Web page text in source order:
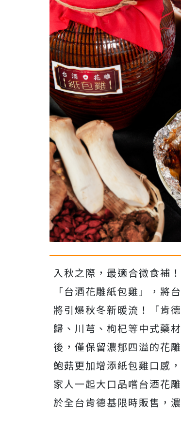
入秋之際，最適合微食補
「台酒花雕紙包雞」，將
將引爆秋冬新暖流！「肯
歸、川芎、枸杞等中式藥
後，僅保留濃郁四溢的花
鮑菇更加增添紙包雞口感
家人一起大口品嚐台酒花
於全台肯德基限時販售，